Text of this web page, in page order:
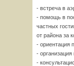
- встреча в
- помощь в
частных
от района за
- ориентация
-
-